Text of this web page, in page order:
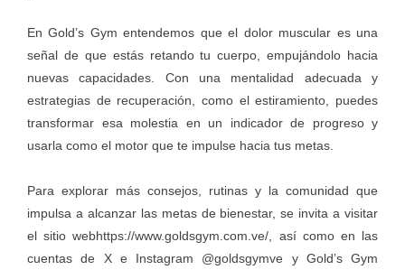
EnGold’s Gym entendemos que el dolor muscular es una
señal de que estás retando tu cuerpo, empujándolo hacia
nuevas capacidades. Con una mentalidad adecuada y
estrategias de recuperación, como el estiramiento, puedes
transformar esa molestia en un indicador de progreso y
usarla como el motor que te impulse hacia tus metas.
Para explorar más consejos, rutinas y la comunidad que
impulsa a alcanzar las metas de bienestar, se invita a visitar
el sitio webhttps://www.goldsgym.com.ve/,
así como en las
cuentas de X e Instagram @goldsgymve y Gold’s Gym